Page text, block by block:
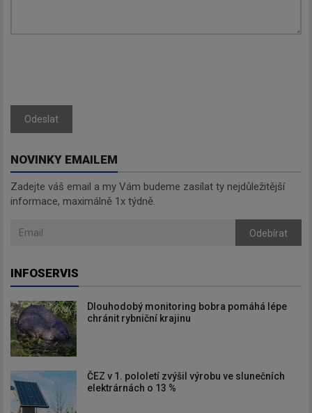
Odeslat
NOVINKY EMAILEM
Zadejte váš email a my Vám budeme zasílat ty nejdůležitější
informace, maximálně 1x týdně.
Odebírat
INFOSERVIS
Dlouhodobý monitoring bobra pomáhá lépe
chránit rybniční krajinu
ČEZ v 1. pololetí zvýšil výrobu ve slunečních
elektrárnách o 13 %